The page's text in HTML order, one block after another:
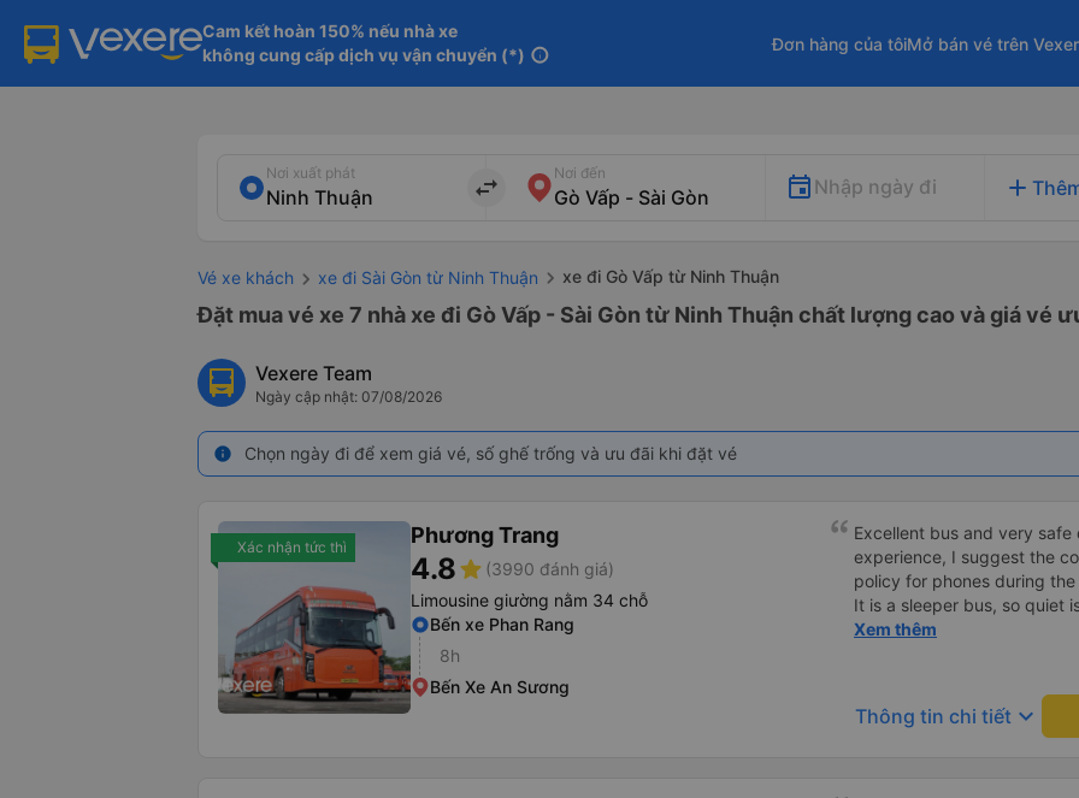
Cam kết hoàn 150% nếu nhà xe
không cung cấp dịch vụ vận chuyển (*) info
Đơn hàng của tôiMở bán vé trên
Nơi xuất phát
import_export
Nơi đến
Nhập ngày đi add
Vé xe khách xe đi Sài Gòn từ Ninh Thuận xe đi Gò Vấp từ Ninh Thuận
Đặt mua vé xe 7 nhà xe đi Gò Vấp - Sài Gòn từ Ninh Thuận chất lượng cao và giá vé
Vexere Team
Ngày cập nhật: 07/08/2026
info Chọn ngày đi để xem giá vé, số ghế trống và ưu đãi khi đặt vé
Xác nhận tức thì Phương Trang
4.8star (3990 đánh giá)
Limousine giường nằm 34 chỗ
Bến xe Phan Rang
8h
Bến Xe An Sương
Excellent bus and very
experience, I suggest the
policy for phones during
It is a sleeper bus, so quiet
Wi-Fi password clearly
hơn, tôi góp ý nhà xe nên
lặng (tắt âm thanh điện
Xem thêm
Thông tin chi tiết keyboard_arrow_down